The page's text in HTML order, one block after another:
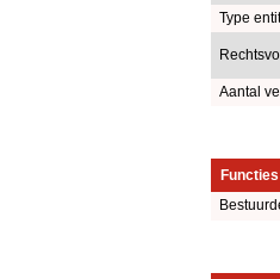
Type
Aantal
Functies